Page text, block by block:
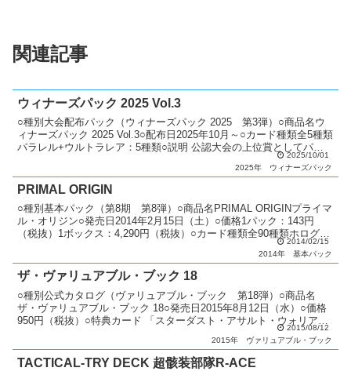
関連記事
ウィナーズパック 2025 Vol.3
○種別大会配布パック（ウィナーズパック 2025 第3弾）○商品名ウ
ィナーズパック 2025 Vol.3○配布日2025年10月～○カード種類全5種類
パラレル+ウルトラレア：5種類○説明 公認大会の上位賞としてパッ
2025/10/01
2025年
ウィナーズパック
PRIMAL ORIGIN
○種別基本パック（第8期 第8弾）○商品名PRIMAL ORIGINプライマ
ル・オリジン○発売日2014年2月15日（土）○価格1パック：143円
（税抜）1ボックス：4,290円（税抜）○カード種類全90種類ホログラ
2014/02/15
2014年
基本パック
ザ・ヴァリュアブル・ブック 18
○種別公式カタログ（ヴァリュアブル・ブック 第18弾）○商品名
ザ・ヴァリュアブル・ブック 18○発売日2015年8月12日（水）○価格
950円（税抜）○特典カード 「スターダスト・アサルト・ウォリア
2015/08/12
2015年
ヴァリュアブル・ブック
TACTICAL-TRY DECK 超骸装部隊R-ACE